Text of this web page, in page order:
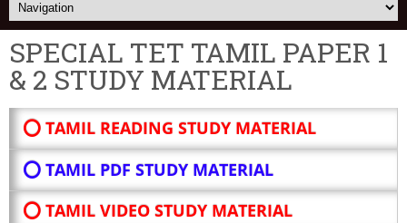
SPECIAL TET TAMIL PAPER 1
& 2 STUDY MATERIAL
⭕ TAMIL READING STUDY MATERIAL
⭕ TAMIL PDF STUDY MATERIAL
⭕ TAMIL VIDEO STUDY MATERIAL